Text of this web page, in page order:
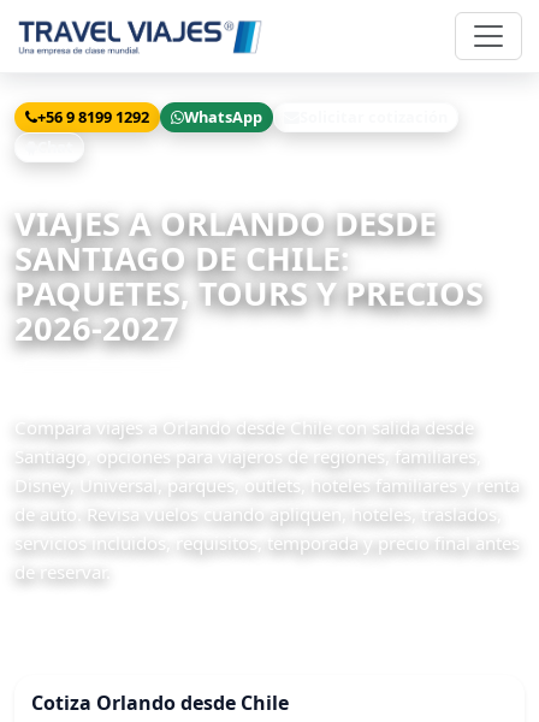
+56 9 8199 1292 WhatsApp
VIAJES A ORLANDO DESDE
SANTIAGO DE CHILE:
PAQUETES, TOURS Y PRECIOS
2026-2027
Compara viajes a Orlando desde Chile con salida desde
Santiago, opciones para viajeros de regiones, familiares,
Disney, Universal, parques, outlets, hoteles familiares y renta
de auto. Revisa vuelos cuando apliquen, hoteles, traslados,
servicios incluidos, requisitos, temporada y precio final antes
de reservar.
Cotiza Orlando desde Chile